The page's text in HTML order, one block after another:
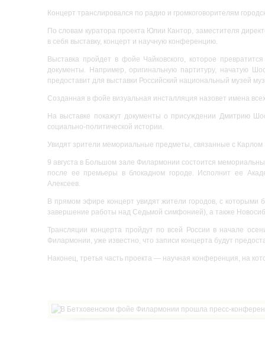
Концерт транслировался по радио и громкоговорителям
По словам куратора проекта Юлии Кантор, заместителя
в себя выставку, концерт и научную конференцию.
Выставка пройдет в фойе Чайковского, которое
документы. Например, оригинальную партитуру, начатую
предоставит для выставки Российский национальный музей
Созданная в фойе визуальная инсталляция назовет имена
На выставке покажут документы о присуждении Дмитрию
социально-политической истории.
Увидят зрители мемориальные предметы, связанные с
9 августа в Большом зале Филармонии состоится
после ее премьеры в блокадном городе. Исполнит ее
Алексеев.
В прямом эфире концерт увидят жители городов, с
завершение работы над Седьмой симфонией), а также
Трансляции концерта пройдут по всей России в начале
Филармонии, уже известно, что записи концерта будут
Наконец, третья часть проекта — научная конференция, на